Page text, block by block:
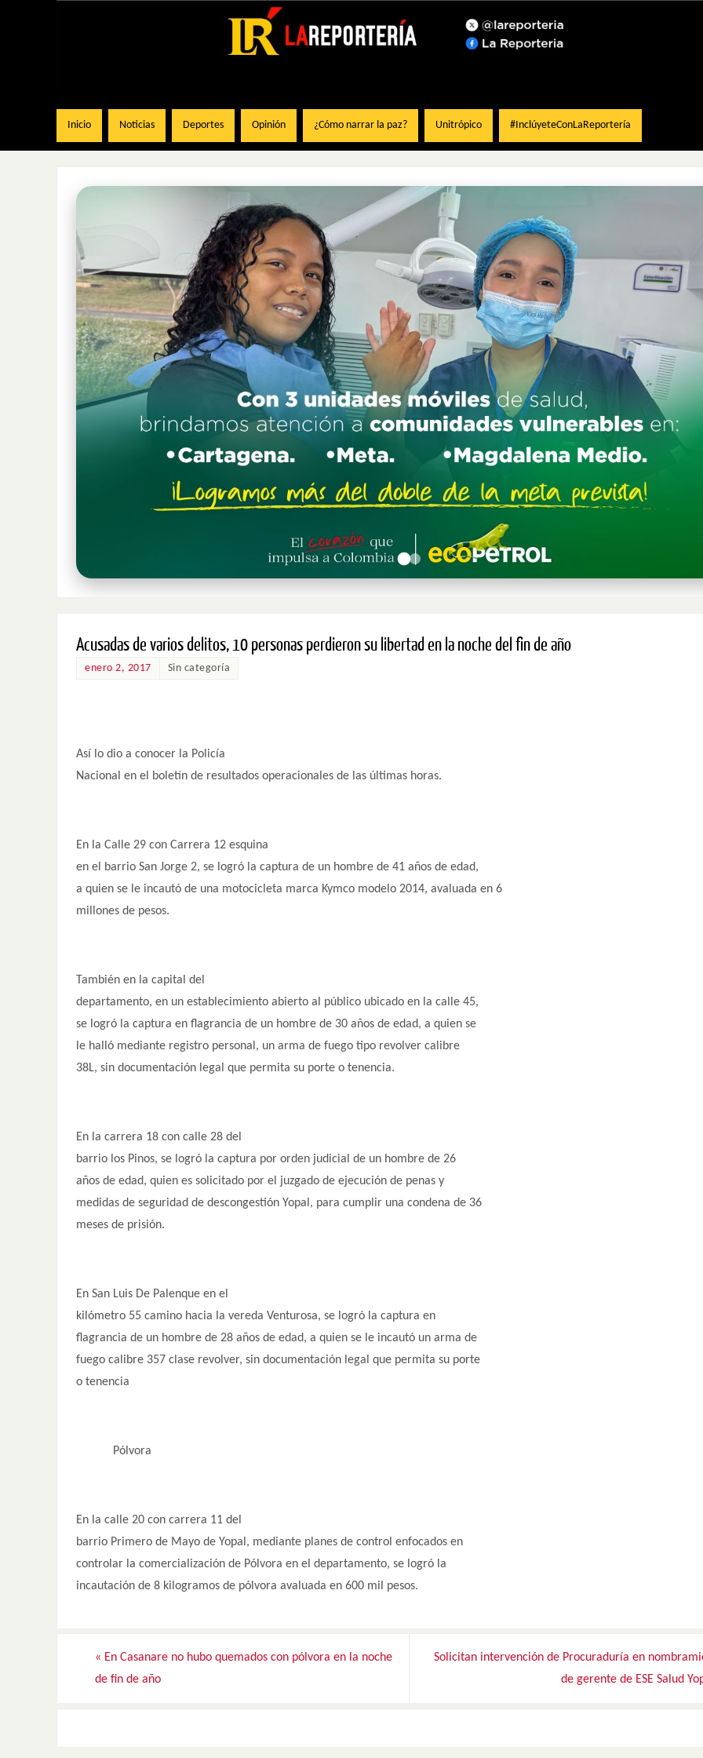
Inicio Noticias Deportes Opinión ¿Cómo narrar la paz? Unitrópico #InclúyeteConLaReportería
Acusadas de varios delitos, 10 personas perdieron su libertad en la noche del fin de año
enero 2, 2017 Sin categoría
Así lo dio a conocer la Policía
Nacional en el boletín de resultados operacionales de las últimas horas.
En la Calle 29 con Carrera 12 esquina
en el barrio San Jorge 2, se logró la captura de un hombre de 41 años de edad,
a quien se le incautó de una motocicleta marca Kymco modelo 2014, avaluada en 6
millones de pesos.
También en la capital del
departamento, en un establecimiento abierto al público ubicado en la calle 45,
se logró la captura en flagrancia de un hombre de 30 años de edad, a quien se
le halló mediante registro personal, un arma de fuego tipo revolver calibre
38L, sin documentación legal que permita su porte o tenencia.
En la carrera 18 con calle 28 del
barrio los Pinos, se logró la captura por orden judicial de un hombre de 26
años de edad, quien es solicitado por el juzgado de ejecución de penas y
medidas de seguridad de descongestión Yopal, para cumplir una condena de 36
meses de prisión.
En San Luis De Palenque en el
kilómetro 55 camino hacia la vereda Venturosa, se logró la captura en
flagrancia de un hombre de 28 años de edad, a quien se le incautó un arma de
fuego calibre 357 clase revolver, sin documentación legal que permita su porte
o tenencia
Pólvora
En la calle 20 con carrera 11 del
barrio Primero de Mayo de Yopal, mediante planes de control enfocados en
controlar la comercialización de Pólvora en el departamento, se logró la
incautación de 8 kilogramos de pólvora avaluada en 600 mil pesos.
« En Casanare no hubo quemados con pólvora en la noche
de fin de año
Solicitan intervención de Procuraduría en
de gerente de ESE Salud